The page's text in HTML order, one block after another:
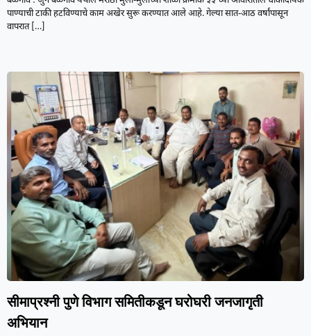
पाण्याची टाकी हटविण्याचे काम अखेर सुरू करण्यात आले आहे. गेल्या सात-आठ वर्षांपासून
वापरात[…]
सीमाप्रश्नी पुणे विभाग समितीकडून घरोघरी जनजागृती
अभियान